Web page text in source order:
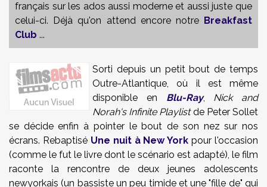
français sur les ados aussi moderne et aussi juste que
celui-ci. Déjà qu'on attend encore notre Breakfast
Club ...
Sorti depuis un petit bout de temps
Outre-Atlantique, où il est même
disponible en Blu-Ray, Nick and
Norah's Infinite Playlistde Peter Sollet
se décide enfin à pointer le bout de son nez sur nos
écrans. Rebaptisé Une nuit à New York pour l'occasion
(comme le fut le livre dont le scénario est adapté), le film
raconte la rencontre de deux jeunes adolescents
newyorkais (un bassiste un peu timide et une "fille de" qui